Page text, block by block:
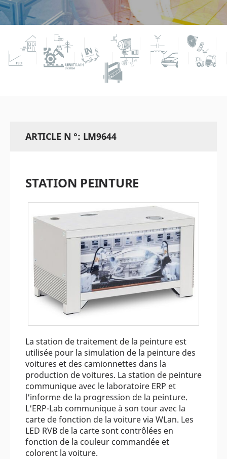
ARTICLE N °: LM9644
STATION PEINTURE
La station de traitement de la peinture est
utilisée pour la simulation de la peinture des
voitures et des camionnettes dans la
production de voitures. La station de peinture
communique avec le laboratoire ERP et
l'informe de la progression de la peinture.
L'ERP-Lab communique à son tour avec la
carte de fonction de la voiture via WLan. Les
LED RVB de la carte sont contrôlées en
fonction de la couleur commandée et
colorent la voiture.